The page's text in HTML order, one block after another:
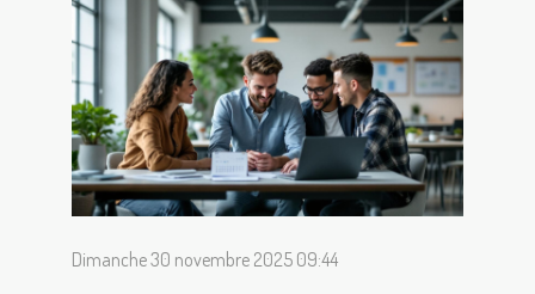
Dimanche 30 novembre 2025 09:44